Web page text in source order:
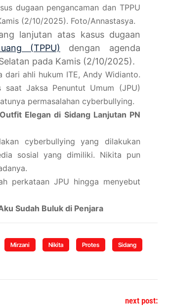
dugaan pengancaman dan TPPU
(2/10/2025). Foto/Annastasya.
lanjutan atas kasus dugaan
(TPPU) dengan agenda
pada Kamis (2/10/2025).
dari ahli hukum ITE, Andy Widianto.
saat Jaksa Penuntut Umum (JPU)
permasalahan cyberbullying.
Elegan di Sidang Lanjutan PN
cyberbullying yang dilakukan
sosial yang dimiliki. Nikita pun
perkataan JPU hingga menyebut
Sudah Buluk di Penjara
Mirzani Nikita Protes
Sidang
next post: